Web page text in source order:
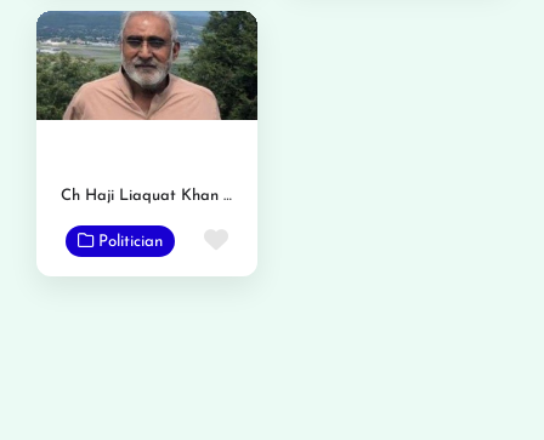
Ch Haji Liaquat Khan Gondal Garhana
Politician Favorite